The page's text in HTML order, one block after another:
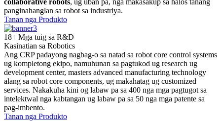
collaborative robots, ug uban pa, nga makasakup sa halos tanang
panginahanglan sa robot sa industriya.
Tanan nga Produkto
18+ Mga tuig sa R&D
Kasinatian sa Robotics
Ang CRP padayong nagbag-o sa natad sa robot core control systems
ug kompletong ekipo, namuhunan sa pagtukod ug research ug
development center, masters advanced manufacturing technology
alang sa robot core components, ug makahatag ug customized
services. Nakakuha kini og labaw pa sa 400 nga mga pagtugot sa
intelektwal nga kabtangan ug labaw pa sa 50 nga mga patente sa
pag-imbento.
Tanan nga Produkto